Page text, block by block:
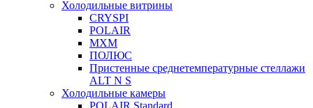
Холодильные витрины
CRYSPI
POLAIR
МХМ
ПОЛЮС
Пристенные среднетемпературные стеллажи
ALT N S
Холодильные камеры
POLAIR Standard